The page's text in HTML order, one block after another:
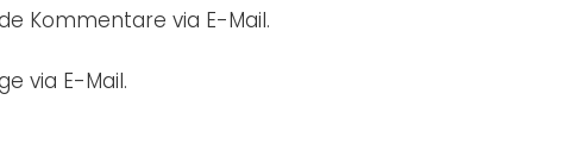
Kommentare via E-Mail.
via E-Mail.